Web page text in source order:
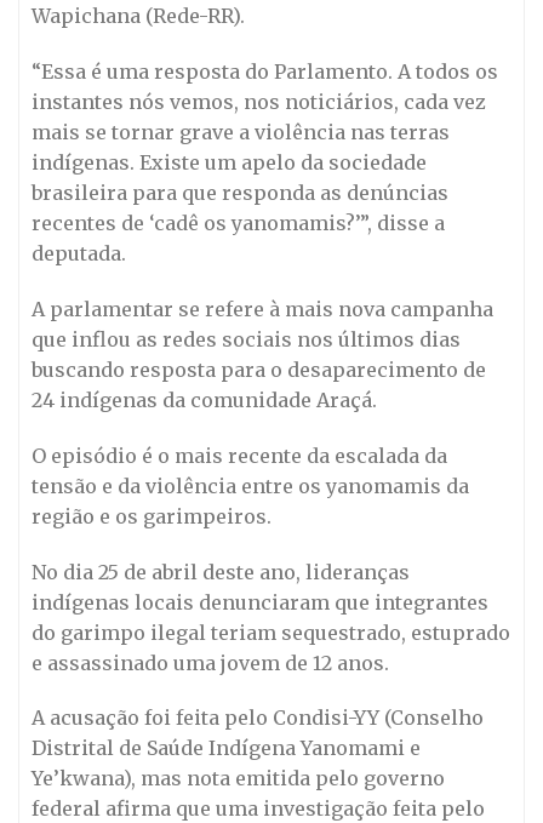
Wapichana (Rede-RR).
“Essa é uma resposta do Parlamento. A todos os
instantes nós vemos, nos noticiários, cada vez
mais se tornar grave a violência nas terras
indígenas. Existe um apelo da sociedade
brasileira para que responda as denúncias
recentes de ‘cadê os yanomamis?’”, disse a
deputada.
A parlamentar se refere à mais nova campanha
que inflou as redes sociais nos últimos dias
buscando resposta para o desaparecimento de
24 indígenas da comunidade Araçá.
O episódio é o mais recente da escalada da
tensão e da violência entre os yanomamis da
região e os garimpeiros.
No dia 25 de abril deste ano, lideranças
indígenas locais denunciaram que integrantes
do garimpo ilegal teriam sequestrado, estuprado
e assassinado uma jovem de 12 anos.
A acusação foi feita pelo Condisi-YY (Conselho
Distrital de Saúde Indígena Yanomami e
Ye’kwana), mas nota emitida pelo governo
federal afirma que uma investigação feita pelo